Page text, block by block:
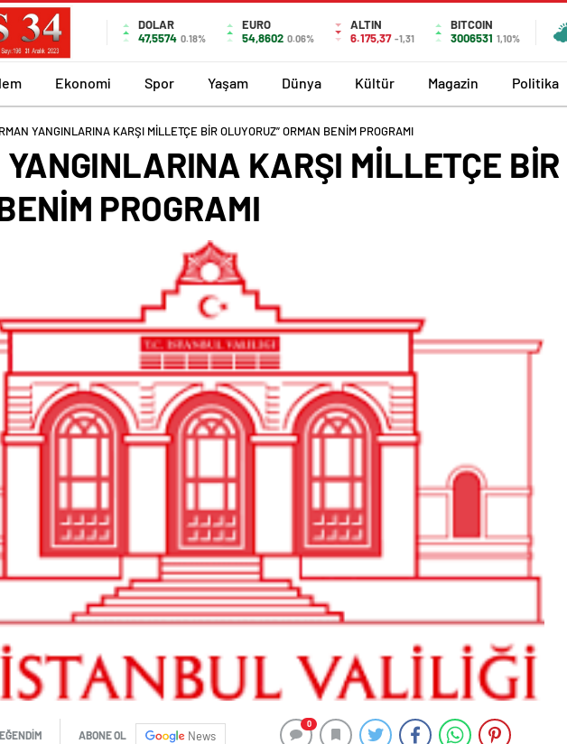
DOLAR
47,5574 0.18%
EURO
54,8602 0.06%
ALTIN
6.175,37 -1,31
BITCOIN
3006531 1,10%
Ekonomi Spor Yaşam Dünya Kültür Magazin Politika
YANGINLARINA KARŞI MİLLETÇE BİR OLUYORUZ” ORMAN BENİM PROGRAMI
YANGINLARINA KARŞI MİLLETÇE BİR
PROGRAMI
ABONE OL News
0